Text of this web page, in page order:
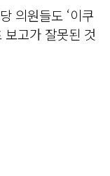
의원들도 ‘이쿠
보고가 잘못된 것